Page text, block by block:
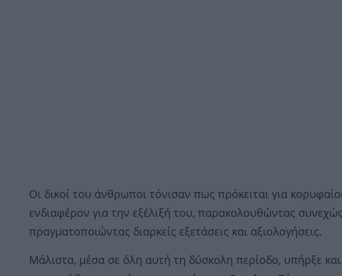
Οι δικοί του άνθρωποι τόνισαν πως πρόκειται για
ενδιαφέρον για την εξέλιξή του, παρακολουθώντας
πραγματοποιώντας διαρκείς εξετάσεις και αξιολογήσεις.
Μάλιστα, μέσα σε όλη αυτή τη δύσκολη περίοδο, υπήρξε